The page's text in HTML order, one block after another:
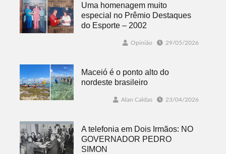
Uma homenagem muito
especial no Prêmio Destaques
do Esporte – 2002
Opinião 29/05/2026
Maceió é o ponto alto do
nordeste brasileiro
Alan Caldas 23/04/2026
A telefonia em Dois Irmãos: NO
GOVERNADOR PEDRO
SIMON